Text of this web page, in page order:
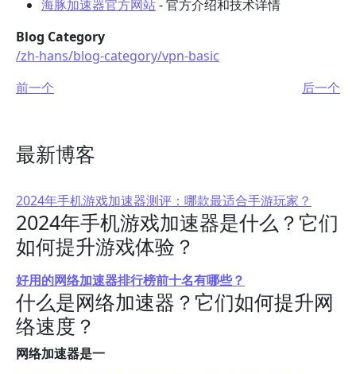
海豚加速器官方网站- 官方介绍和技术详情
Blog Category
/zh-hans/blog-category/vpn-basic
前一个
后一个
最新博客
2024年手机游戏加速器测评：哪款最适合手游玩家？
2024年手机游戏加速器是什么？它们
如何提升游戏体验？
好用的网络加速器排行榜前十名有哪些？
什么是网络加速器？它们如何提升网
络速度？
网络加速器是一